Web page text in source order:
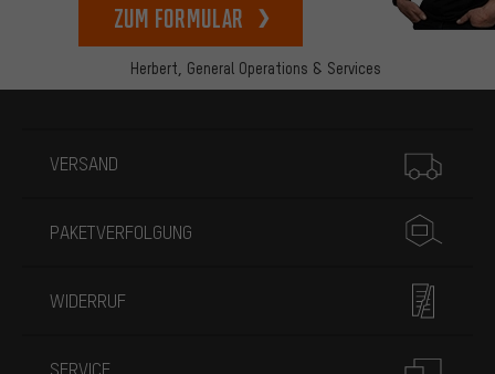
Herbert, General Operations & Services
zum Formular
VERSAND
PAKETVERFOLGUNG
WIDERRUF